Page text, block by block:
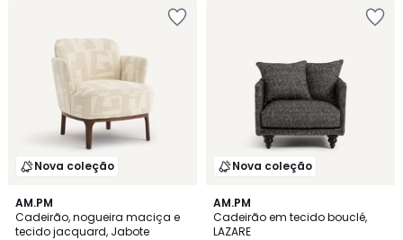
Nova coleção
AM.PM
Cadeirão, nogueira maciça e
tecido jacquard, Jabote
Nova coleção
AM.PM
Cadeirão em tecido bouclé,
LAZARE